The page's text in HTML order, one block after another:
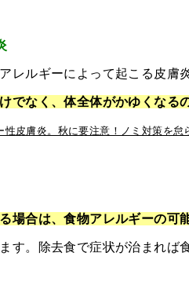
レルギーによって起こる皮膚
でなく、体全体がかゆくなる
皮膚炎。秋に要注意！ノミ対策を怠
場合は、食物アレルギーの可
す。除去食で症状が治まれば